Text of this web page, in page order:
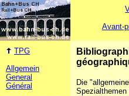
Avant-
TPG
Allgemein
General
Général
Die